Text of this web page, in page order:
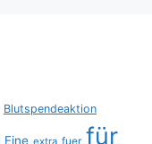
Blutspendeaktion
Eine extra fuer für